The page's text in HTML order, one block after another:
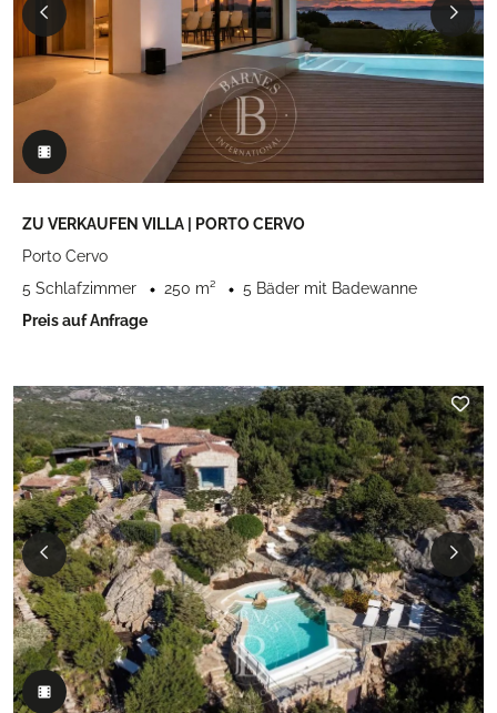
ZU VERKAUFEN VILLA | PORTO CERVO
Porto Cervo
5 Schlafzimmer
250 m²
5 Bäder mit Badewanne
Preis auf Anfrage